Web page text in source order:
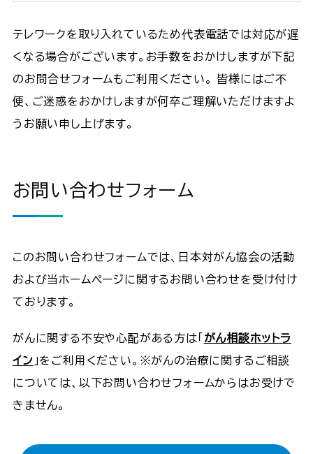
テレワークを取り入れているため代表電話では対応が遅
くなる場合がございます。お手数をおかけしますが下記
のお問合せフォームもご利用ください。 皆様にはご不
便、ご迷惑をおかけしますが何卒ご理解いただけますよ
うお願い申し上げます。
お問い合わせフォーム
このお問い合わせフォームでは、日本対がん協会の活動
および当ホームページに関するお問い合わせを受け付け
ております。
がんに関する不安や心配がある方は「 がん相談ホットラ
イン 」をご利用ください。※がんの治療に関するご相談
については、以下お問い合わせフォームからはお受けで
きません。